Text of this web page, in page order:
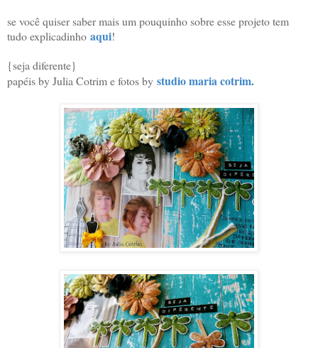
se você quiser saber mais um pouquinho sobre esse projeto tem
tudo explicadinho aqui!
{seja diferente}
papéis by Julia Cotrim e fotos by studio maria cotrim.